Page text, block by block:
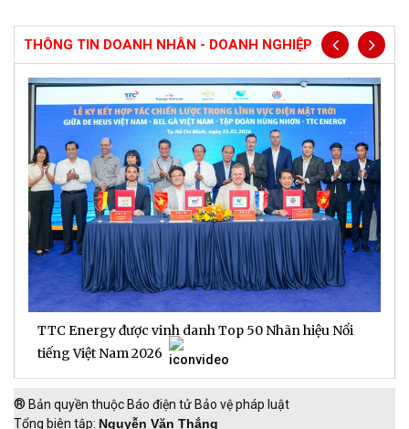
THÔNG TIN DOANH NHÂN - DOANH NGHIỆP
TTC Energy được vinh danh Top 50 Nhãn hiệu Nổi
tiếng Việt Nam 2026
® Bản quyền thuộc Báo điện tử Bảo vệ pháp luật
Tổng biên tập: Nguyễn Văn Thắng